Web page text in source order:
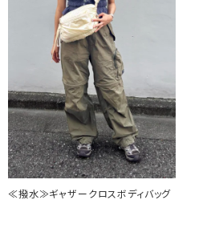
≪撥水≫ギャザークロスボディバッグ